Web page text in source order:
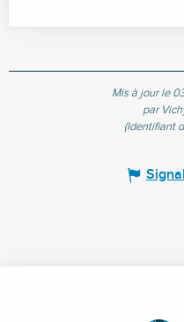
Mis à jour le
par
(Identifiant